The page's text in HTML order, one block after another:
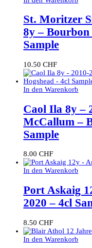
St. Moritzer
8y –
Sample
10.50 CHF
In den Warenkorb
Caol Ila 8y –
McCallum –
Sample
8.00 CHF
In den Warenkorb
Port Askaig
2020 – 4cl
8.50 CHF
In den Warenkorb